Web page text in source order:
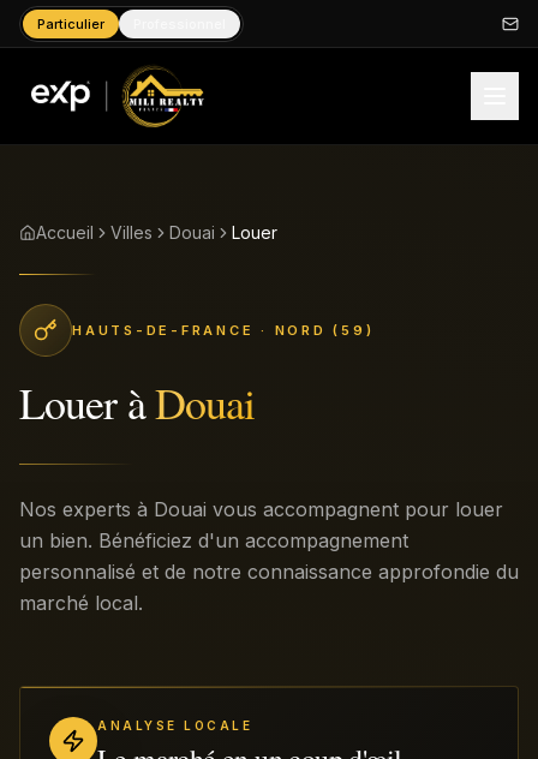
Particulier
Accueil Villes Douai Louer
HAUTS-DE-FRANCE · NORD (59)
LoueràDouai
Nos experts à Douai vous accompagnent pour louer
un bien. Bénéficiez d'un accompagnement
personnalisé et de notre connaissance approfondie du
marché local.
ANALYSE LOCALE